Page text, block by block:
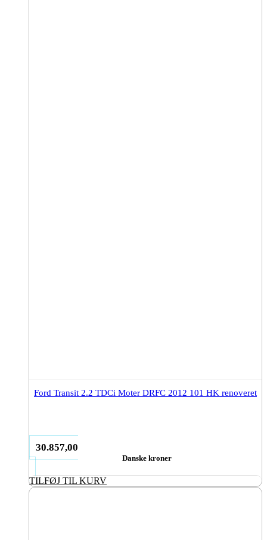
Ford Transit 2.2 TDCi Moter DRFC 2012 101 HK renoveret
30.857,00
Danske kroner
TILFØJ TIL KURV